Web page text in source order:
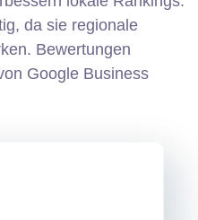
da sie regionale
Bewertungen
Google Business